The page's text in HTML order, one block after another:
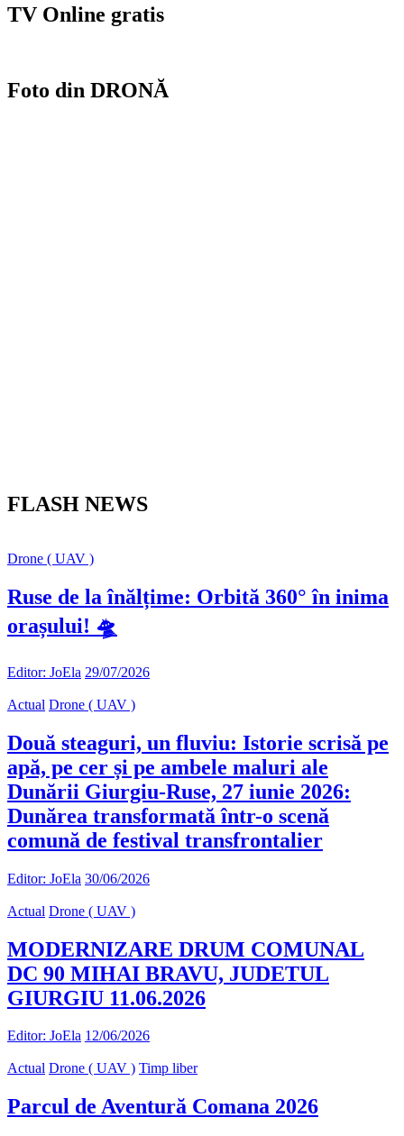
TV Online gratis
Foto din DRONĂ
FLASH NEWS
Drone ( UAV )
Ruse de la înălțime: Orbită 360° în inima
orașului! 🛸
Editor: JoEla 29/07/2026
Actual Drone ( UAV )
Două steaguri, un fluviu: Istorie scrisă pe
apă, pe cer și pe ambele maluri ale
Dunării Giurgiu-Ruse, 27 iunie 2026:
Dunărea transformată într-o scenă
comună de festival transfrontalier
Editor: JoEla 30/06/2026
Actual Drone ( UAV )
MODERNIZARE DRUM COMUNAL
DC 90 MIHAI BRAVU, JUDETUL
GIURGIU 11.06.2026
Editor: JoEla 12/06/2026
Actual Drone ( UAV ) Timp liber
Parcul de Aventură Comana 2026